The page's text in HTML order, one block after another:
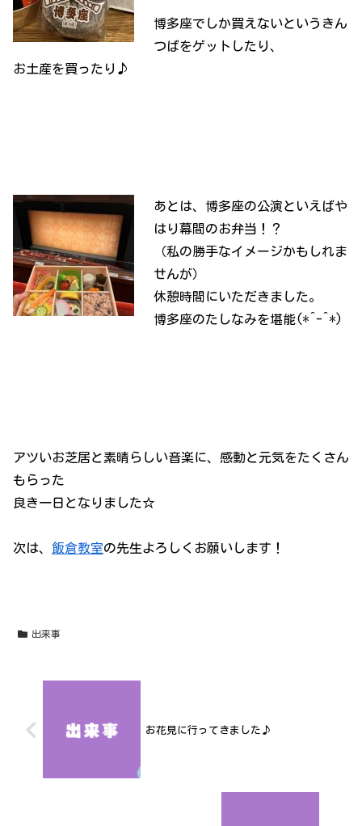
博多座でしか買えないというきん
つばをゲットしたり、
お土産を買ったり♪
あとは、博多座の公演といえばや
はり幕間のお弁当！？
（私の勝手なイメージかもしれま
せんが）
休憩時間にいただきました。
博多座のたしなみを堪能(*^-^*)
アツいお芝居と素晴らしい音楽に、感動と元気をたくさん
もらった
良き一日となりました☆
次は、 飯倉教室の先生よろしくお願いします！
出来事
お花見に行ってきました♪